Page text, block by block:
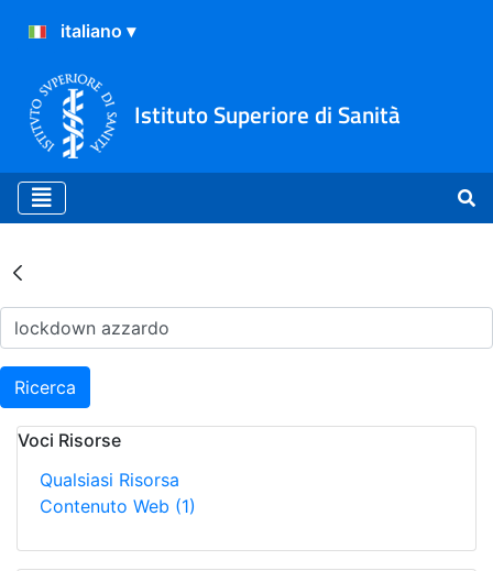
Istituto Superiore di Sanità
Risultati della Ricerca -
Ricerca
Voci Risorse
Qualsiasi Risorsa
Contenuto Web (1)